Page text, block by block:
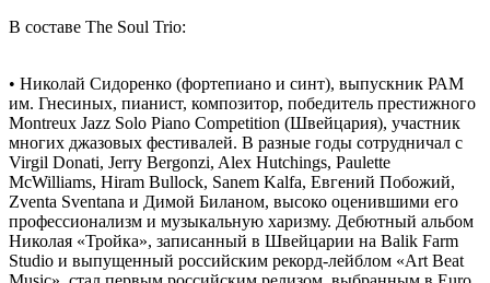
В составе The Soul Trio:
• Николай Сидоренко (фортепиано и синт), выпускник РАМ
им. Гнесиных, пианист, композитор, победитель престижного
Montreux Jazz Solo Piano Competition (Швейцария), участник
многих джазовых фестивалей. В разные годы сотрудничал с
Virgil Donati, Jerry Bergonzi, Alex Hutchings, Paulette
McWilliams, Hiram Bullock, Sanem Kalfa, Евгений Побожий,
Zventa Sventana и Димой Биланом, высоко оценившими его
профессионализм и музыкальную харизму. Дебютный альбом
Николая «Тройка», записанный в Швейцарии на Balik Farm
Studio и выпущенный российским рекорд-лейблом «Art Beat